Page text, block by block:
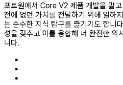
포트원에서 Core V2 제품 개발을 맡고
전에 없던 가치를 전달하기 위해 일하
는 순수한 지식 탐구를 즐기기도 합니
성을 갖추고 이를 융합해 더 완전한 의
니다.